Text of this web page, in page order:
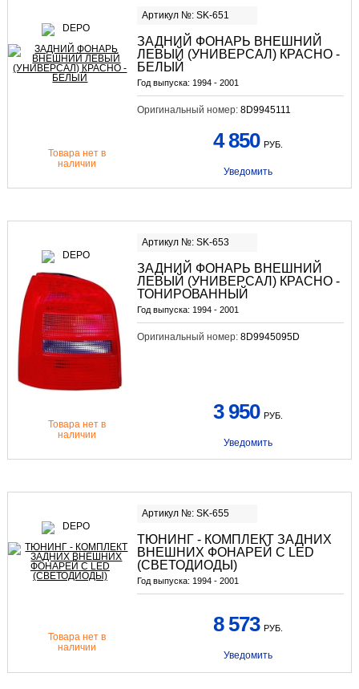
Артикул №: SK-651
ЗАДНИЙ ФОНАРЬ ВНЕШНИЙ
ЛЕВЫЙ (УНИВЕРСАЛ) КРАСНО -
БЕЛЫЙ
Год выпуска: 1994 - 2001
Оригинальный номер: 8D9945111
Товара нет в
наличии
4 850 РУБ.
Уведомить
Артикул №: SK-653
ЗАДНИЙ ФОНАРЬ ВНЕШНИЙ
ЛЕВЫЙ (УНИВЕРСАЛ) КРАСНО -
ТОНИРОВАННЫЙ
Год выпуска: 1994 - 2001
Оригинальный номер: 8D9945095D
Товара нет в
наличии
3 950 РУБ.
Уведомить
Артикул №: SK-655
ТЮНИНГ - КОМПЛЕКТ ЗАДНИХ
ВНЕШНИХ ФОНАРЕЙ С LED
(СВЕТОДИОДЫ)
Год выпуска: 1994 - 2001
Товара нет в
наличии
8 573 РУБ.
Уведомить